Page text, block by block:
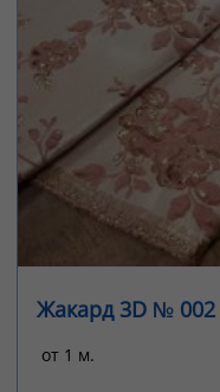
Жакард 3D № 002
от 1 м.